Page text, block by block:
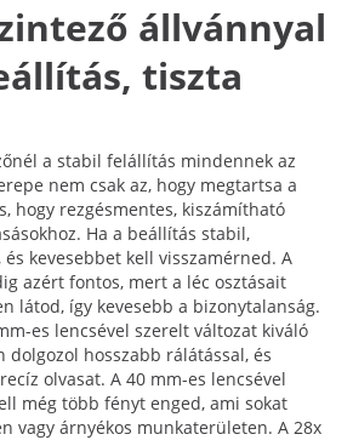
állvánnyal
tiszta
a stabil felállítás mindennek az
nem csak az, hogy megtartsa a
hogy rezgésmentes, kiszámítható
Ha a beállítás stabil,
kevesebbet kell visszamérned. A
azért fontos, mert a léc osztásait
látod, így kevesebb a bizonytalanság.
es lencsével szerelt változat kiváló
dolgozol hosszabb rálátással, és
olvasat. A 40 mm-es lencsével
még több fényt enged, ami sokat
vagy árnyékos munkaterületen. A 28x